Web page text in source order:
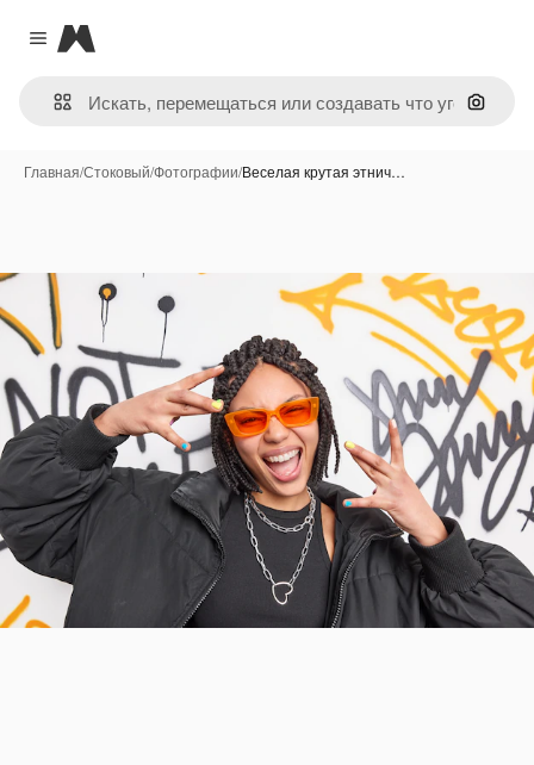
Close menu
Magnific
Поиск
Главная/Стоковый/Фотографии/Веселая крутая этнич…